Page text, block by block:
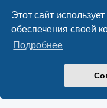
Этот сайт
обеспечения своей
Подробнее